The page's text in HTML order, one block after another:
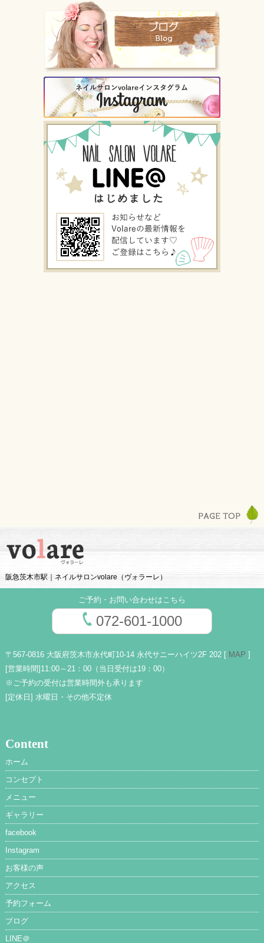
阪急茨木市駅｜ネイルサロンvolare（ヴォラーレ）
ご予約・お問い合わせはこちら
072-601-1000
〒567-0816 大阪府茨木市永代町10-14 永代サニーハイツ2F 202 [ MAP ]
[営業時間] 11:00～21：00（当日受付は19：00）
※ご予約の受付は営業時間外も承ります
[定休日] 水曜日・その他不定休
Content
ホーム
コンセプト
メニュー
ギャラリー
facebook
Instagram
お客様の声
アクセス
予約フォーム
ブログ
LINE＠